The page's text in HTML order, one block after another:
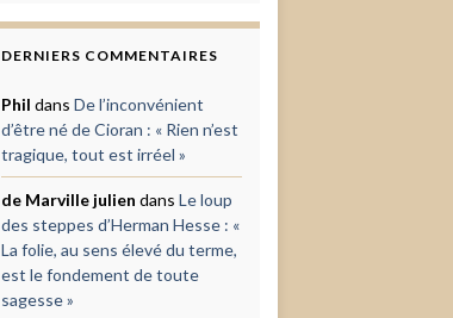
DERNIERS COMMENTAIRES
Phil dans De l’inconvénient
d’être né de Cioran : « Rien n’est
tragique, tout est irréel »
de Marville julien dans Le loup
des steppes d’Herman Hesse : «
La folie, au sens élevé du terme,
est le fondement de toute
sagesse »